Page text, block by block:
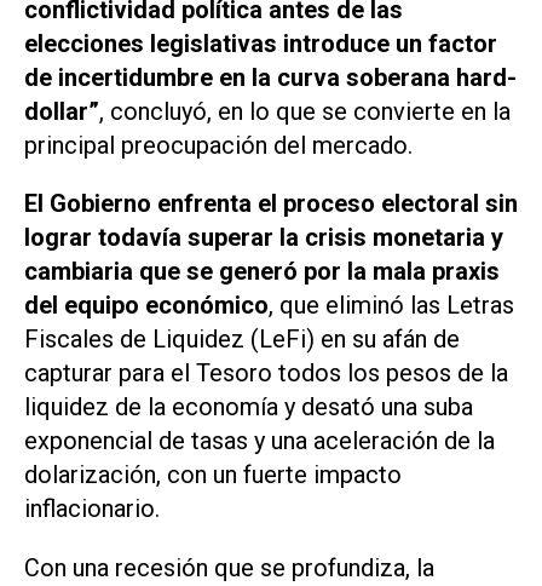
conflictividad política antes de las
elecciones legislativas introduce un factor
de incertidumbre en la curva soberana hard-
dollar”, concluyó, en lo que se convierte en la
principal preocupación del mercado.
El Gobierno enfrenta el proceso electoral sin
lograr todavía superar la crisis monetaria y
cambiaria que se generó por la mala praxis
del equipo económico, que eliminó las Letras
Fiscales de Liquidez (LeFi) en su afán de
capturar para el Tesoro todos los pesos de la
liquidez de la economía y desató una suba
exponencial de tasas y una aceleración de la
dolarización, con un fuerte impacto
inflacionario.
Con una recesión que se profundiza, la